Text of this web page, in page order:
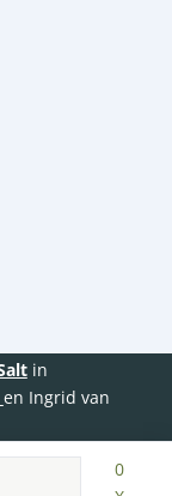
0
in
en Ingrid van